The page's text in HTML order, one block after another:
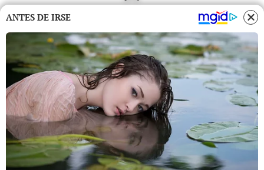
ANTES DE IRSE